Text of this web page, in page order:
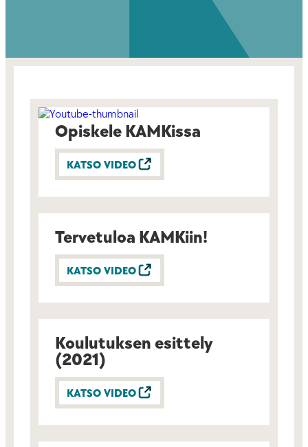
Opiskele KAMKissa
KATSO VIDEO
Tervetuloa KAMKiin!
KATSO VIDEO
Koulutuksen esittely
(2021)
KATSO VIDEO